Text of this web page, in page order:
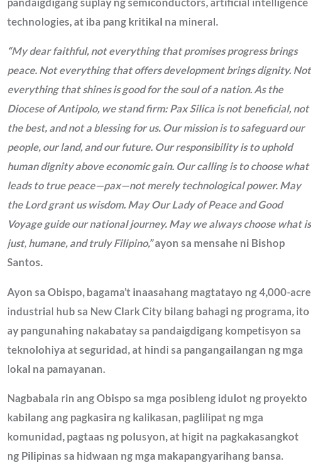
technologies, at iba pang kritikal na mineral.
“My dear faithful, not everything that promises progress brings
peace. Not everything that offers development brings dignity. Not
everything that shines is good for the soul of a nation. As the
Diocese of Antipolo, we stand firm: Pax Silica is not beneficial, not
the best, and not a blessing for us. Our mission is to safeguard our
people, our land, and our future. Our responsibility is to uphold
human dignity above economic gain. Our calling is to choose what
leads to true peace—pax—not merely technological power. May
the Lord grant us wisdom. May Our Lady of Peace and Good
Voyage guide our national journey. May we always choose what is
just, humane, and truly Filipino,”ayon sa mensahe ni Bishop
Santos.
Ayon sa Obispo, bagama’t inaasahang magtatayo ng 4,000-acre
industrial hub sa New Clark City bilang bahagi ng programa, ito
ay pangunahing nakabatay sa pandaigdigang kompetisyon sa
teknolohiya at seguridad, at hindi sa pangangailangan ng mga
lokal na pamayanan.
Nagbabala rin ang Obispo sa mga posibleng idulot ng proyekto
kabilang ang pagkasira ng kalikasan, paglilipat ng mga
komunidad, pagtaas ng polusyon, at higit na pagkakasangkot
ng Pilipinas sa hidwaan ng mga makapangyarihang bansa.